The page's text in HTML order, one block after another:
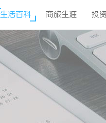
生活百科 商旅生涯 投